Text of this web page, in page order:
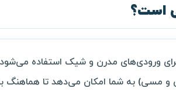
است؟
ورودی‌های مدرن و شیک استفاده
مسی) به شما امکان می‌دهد تا هماهنگ با